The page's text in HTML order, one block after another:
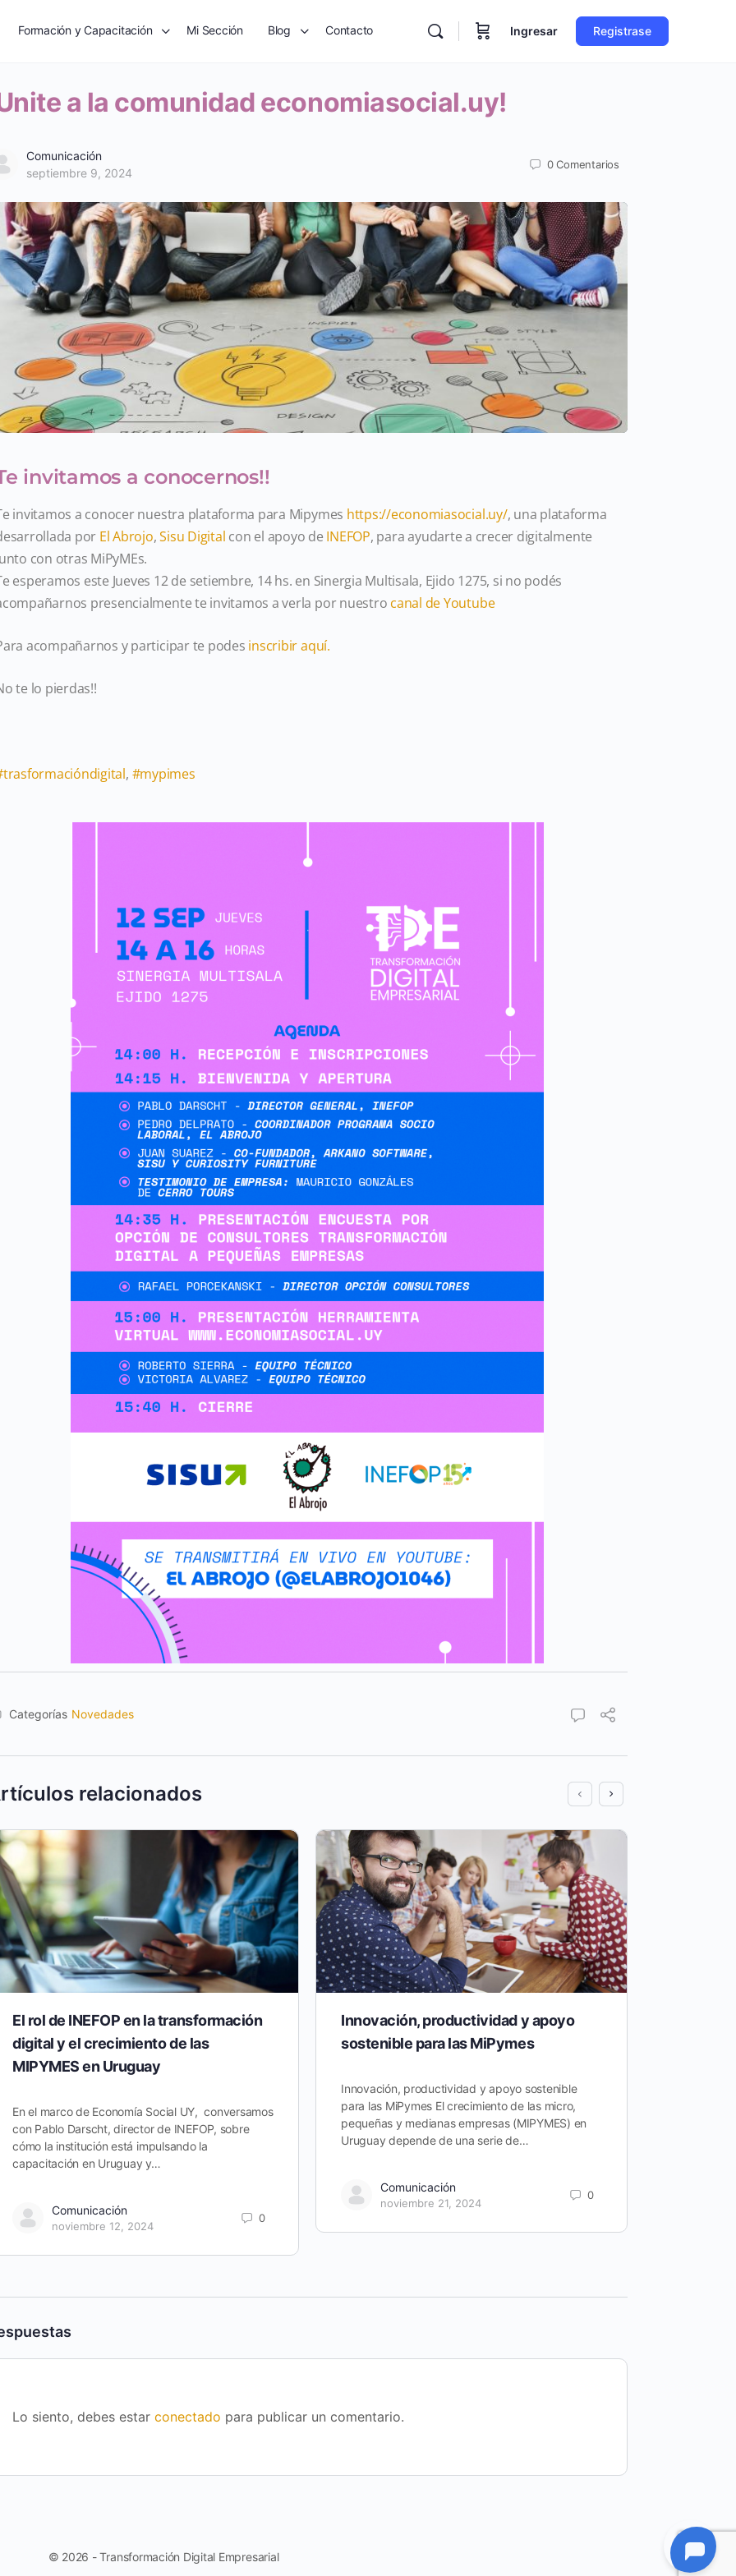
Formación y Capacitación Mi Sección Blog Contacto Ingresar Registrase
a la comunidad economiasocial.uy!
Comunicación
septiembre 9, 2024
0Comentarios
invitamos a conocernos!!
invitamos a conocer nuestra plataforma para Mipymes https://economiasocial.uy/, una plataforma
por El Abrojo,Sisu Digital con el apoyo de INEFOP, para ayudarte a crecer digitalmente
con otras MiPyMEs.
esperamos este Jueves 12 de setiembre, 14 hs. en Sinergia Multisala, Ejido 1275, si no podés
presencialmente te invitamos a verla por nuestro canal de Youtube
acompañarnos y participar te podes inscribir aquí.
te lo pierdas!!
trasformacióndigital, #mypimes
Categorías Novedades
relacionados
El rol de INEFOP en la transformación
digital y el crecimiento de las
MIPYMES en Uruguay
En el marco de Economía Social UY, conversamos
con Pablo Darscht, director de INEFOP, sobre
cómo la institución está impulsando la
capacitación en Uruguay y…
Comunicación
noviembre 12, 2024
0
Innovación, productividad y apoyo
sostenible para las MiPymes
Innovación, productividad y apoyo sostenible
para las MiPymes El crecimiento de las micro,
pequeñas y medianas empresas (MIPYMES) en
Uruguay depende de una serie de…
Comunicación
noviembre 21, 2024
0
Lo siento, debes estar conectado para publicar un comentario.
© 2026 - Transformación Digital Empresarial